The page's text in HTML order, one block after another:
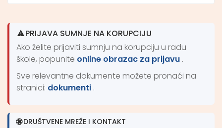
PRIJAVA SUMNJE NA KORUPCIJU
Ako želite prijaviti sumnju na korupciju u radu
škole, popunite online obrazac za prijavu .
Sve relevantne dokumente možete pronaći na
stranici: dokumenti .
DRUŠTVENE MREŽE I KONTAKT